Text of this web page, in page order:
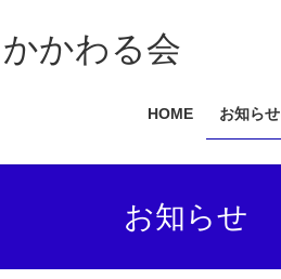
HOME お知らせ
お知らせ